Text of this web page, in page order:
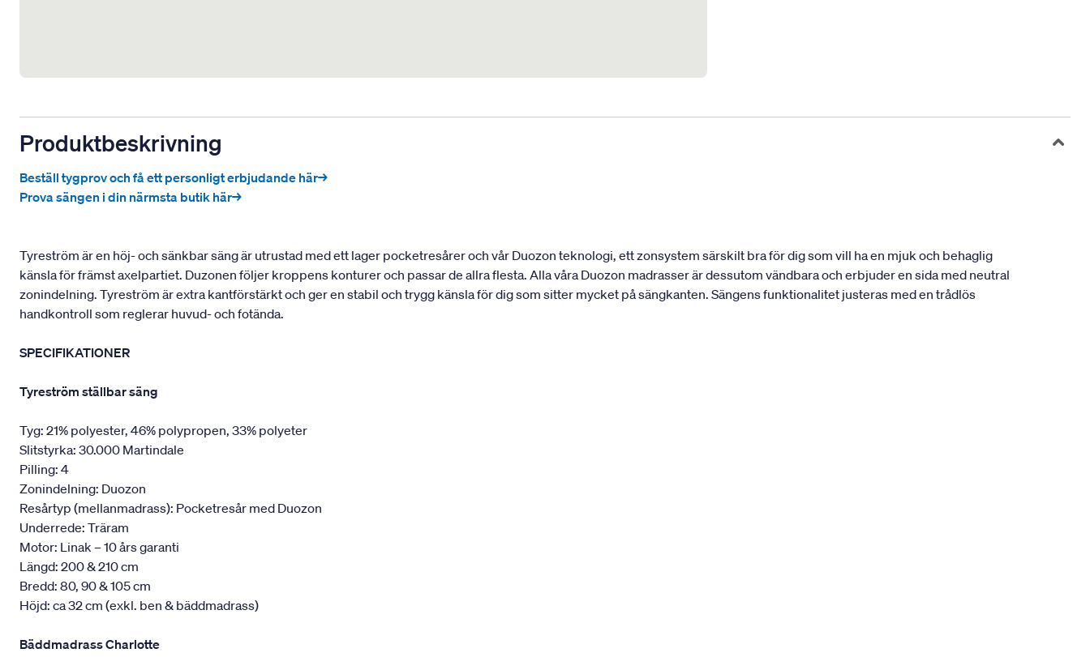
Produktbeskrivning
Beställ tygprov och få ett personligt erbjudande här→
Prova sängen i din närmsta butik här→
Tyreström är en höj- och sänkbar säng är utrustad med ett lager pocketresårer och vår Duozon teknologi, ett zonsystem särskilt bra för dig som vill ha en mjuk och behaglig
känsla för främst axelpartiet. Duzonen följer kroppens konturer och passar de allra flesta. Alla våra Duozon madrasser är dessutom vändbara och erbjuder en sida med neutral
zonindelning. Tyreström är extra kantförstärkt och ger en stabil och trygg känsla för dig som sitter mycket på sängkanten. Sängens funktionalitet justeras med en trådlös
handkontroll som reglerar huvud- och fotända.
SPECIFIKATIONER
Tyreström ställbar säng
Tyg: 21% polyester, 46% polypropen, 33% polyeter
Slitstyrka: 30.000 Martindale
Pilling: 4
Zonindelning: Duozon
Resårtyp (mellanmadrass): Pocketresår med Duozon
Underrede: Träram
Motor: Linak – 10 års garanti
Längd: 200 & 210 cm
Bredd: 80, 90 & 105 cm
Höjd: ca 32 cm (exkl. ben & bäddmadrass)
Bäddmadrass Charlotte